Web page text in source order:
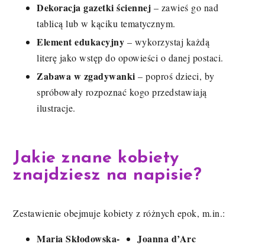
Dekoracja gazetki ściennej – zawieś go nad
tablicą lub w kąciku tematycznym.
Element edukacyjny – wykorzystaj każdą
literę jako wstęp do opowieści o danej postaci.
Zabawa w zgadywanki – poproś dzieci, by
spróbowały rozpoznać kogo przedstawiają
ilustracje.
Jakie znane kobiety
znajdziesz na napisie?
Zestawienie obejmuje kobiety z różnych epok, m.in.:
Maria Skłodowska-
Joanna d’Arc